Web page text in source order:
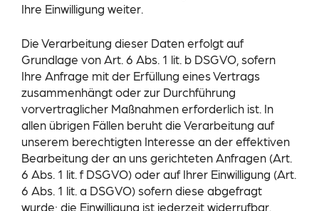
Ihre Einwilligung weiter.
Die Verarbeitung dieser Daten erfolgt auf
Grundlage von Art. 6 Abs. 1 lit. b DSGVO, sofern
Ihre Anfrage mit der Erfüllung eines Vertrags
zusammenhängt oder zur Durchführung
vorvertraglicher Maßnahmen erforderlich ist. In
allen übrigen Fällen beruht die Verarbeitung auf
unserem berechtigten Interesse an der effektiven
Bearbeitung der an uns gerichteten Anfragen (Art.
6 Abs. 1 lit. f DSGVO) oder auf Ihrer Einwilligung (Art.
6 Abs. 1 lit. a DSGVO) sofern diese abgefragt
wurde; die Einwilligung ist jederzeit widerrufbar.